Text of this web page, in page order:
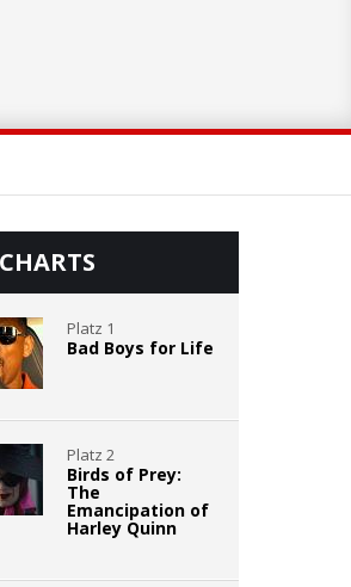
Platz 1
Bad Boys for Life
Platz 2
Birds of Prey:
The
Emancipation of
Harley Quinn